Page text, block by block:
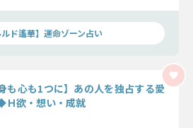
ルド遙華】運命ゾーン占い
も心も1つに】あの人を独占する愛
Ｈ欲・想い・成就